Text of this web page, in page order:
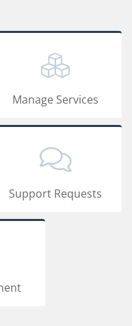
Manage Services
Support Requests